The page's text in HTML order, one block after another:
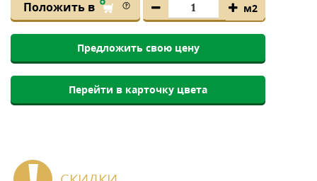
Положить в м2
Предложить свою цену
Перейти в карточку цвета